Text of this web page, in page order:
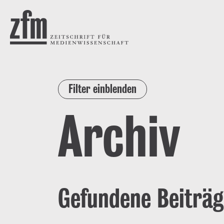
ZEITSCHRIFT FÜR
MEDIENWISSENSCHAFT
Filter einblenden
Archiv
Gefundene